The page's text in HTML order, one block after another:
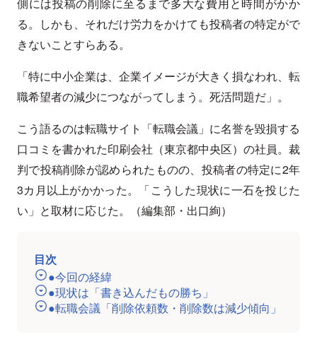
側には投稿の削除に至るまで多大な費用と時間がかか
る。しかも、それだけ労力をかけても投稿者の特定がで
きないことすらある。
「特に中小企業は、企業イメージが大きく損なわれ、転
職希望者の減少につながってしまう。死活問題だ」。
こう語るのは転職サイト「転職会議」に名誉を毀損する
口コミを書かれた印刷会社（東京都中央区）の社員。裁
判で投稿削除が認められたものの、投稿者の特定に2年
3カ月以上がかかった。「こうした現状に一石を投じた
い」と取材に応じた。（編集部・出口絢）
目次
●今回の経緯
●現状は「書き込んだもの勝ち」
●転職会議「削除依頼数・削除数は減少傾向」